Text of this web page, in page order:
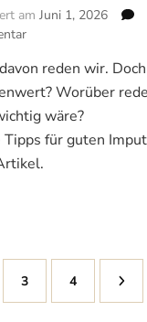
am Juni 1, 2026
das
Herz
voll
ist…
reden wir.
Worüber
wäre?
Tipps für guten Imput
Seite
3 Seite
4